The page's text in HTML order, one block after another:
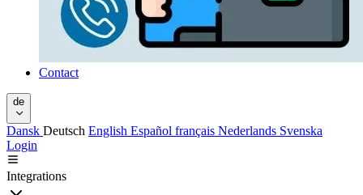
Contact
de
Dansk Deutsch English Español français Nederlands Svenska
Login
Integrations